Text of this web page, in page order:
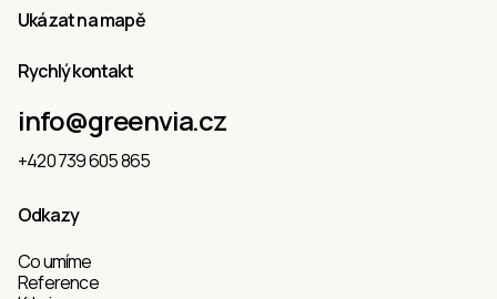
Ukázat na mapě
Rychlý kontakt
info@greenvia.cz
+420 739 605 865
Odkazy
Co umíme
Reference